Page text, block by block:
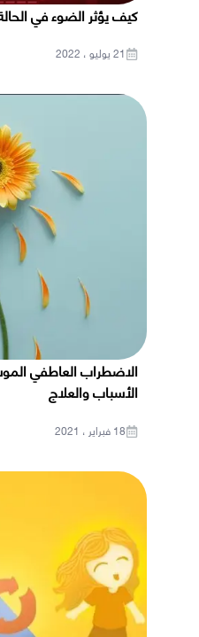
كيف يؤثر الضوء في
21 يوليو ، 2022
الاضطراب العاطفي
الأسباب والعلاج
18 فبراير ، 2021